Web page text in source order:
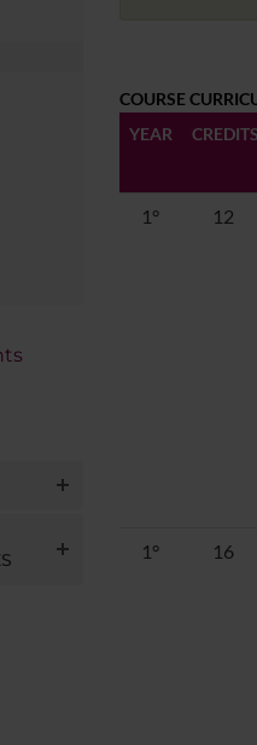
COURSE
YEAR
CREDITS
1° 12
1° 16